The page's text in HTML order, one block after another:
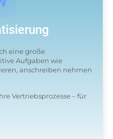
eine große
Aufgaben wie
anschreiben nehmen
Vertriebsprozesse – für